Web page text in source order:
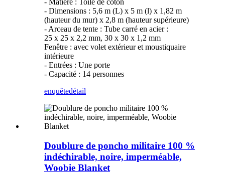
- Matière : Toile de coton
- Dimensions : 5,6 m (L) x 5 m (l) x 1,82 m
(hauteur du mur) x 2,8 m (hauteur supérieure)
- Arceau de tente : Tube carré en acier :
25 x 25 x 2,2 mm, 30 x 30 x 1,2 mm
Fenêtre : avec volet extérieur et moustiquaire
intérieure
- Entrées : Une porte
- Capacité : 14 personnes
enquêtedétail
Doublure de poncho militaire 100 %
indéchirable, noire, imperméable,
Woobie Blanket